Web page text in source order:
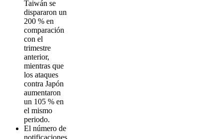
Taiwán se
dispararon un
200 % en
comparación
con el
trimestre
anterior,
mientras que
los ataques
contra Japón
aumentaron
un 105 % en
el mismo
periodo.
El número de
notificaciones